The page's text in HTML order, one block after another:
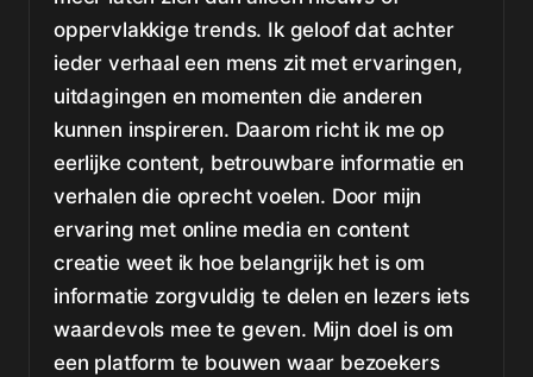
oppervlakkige trends. Ik geloof dat achter
ieder verhaal een mens zit met ervaringen,
uitdagingen en momenten die anderen
kunnen inspireren. Daarom richt ik me op
eerlijke content, betrouwbare informatie en
verhalen die oprecht voelen. Door mijn
ervaring met online media en content
creatie weet ik hoe belangrijk het is om
informatie zorgvuldig te delen en lezers iets
waardevols mee te geven. Mijn doel is om
een platform te bouwen waar bezoekers